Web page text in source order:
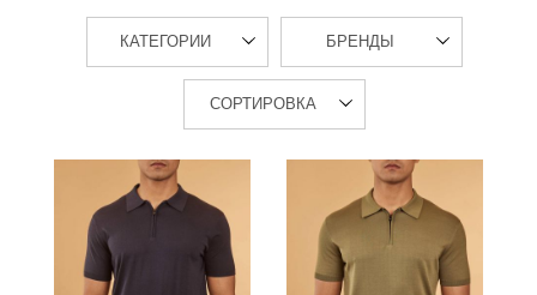
КАТЕГОРИИ БРЕНДЫ
СОРТИРОВКА